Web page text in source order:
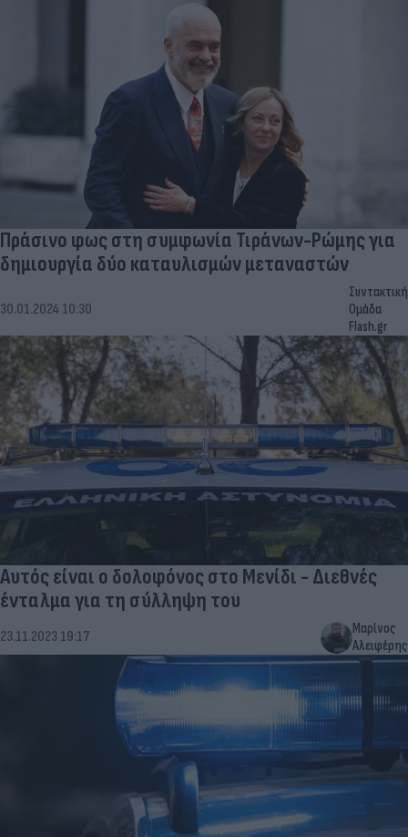
Πράσινο φως στη συμφωνία Τιράνων-Ρώμης για
δημιουργία δύο καταυλισμών μεταναστών
30.01.2024 10:30
Συντακτική
Ομάδα
Flash.gr
Αυτός είναι ο δολοφόνος στο Μενίδι - Διεθνές
ένταλμα για τη σύλληψη του
23.11.2023 19:17
Μαρίνος
Αλειφέρης